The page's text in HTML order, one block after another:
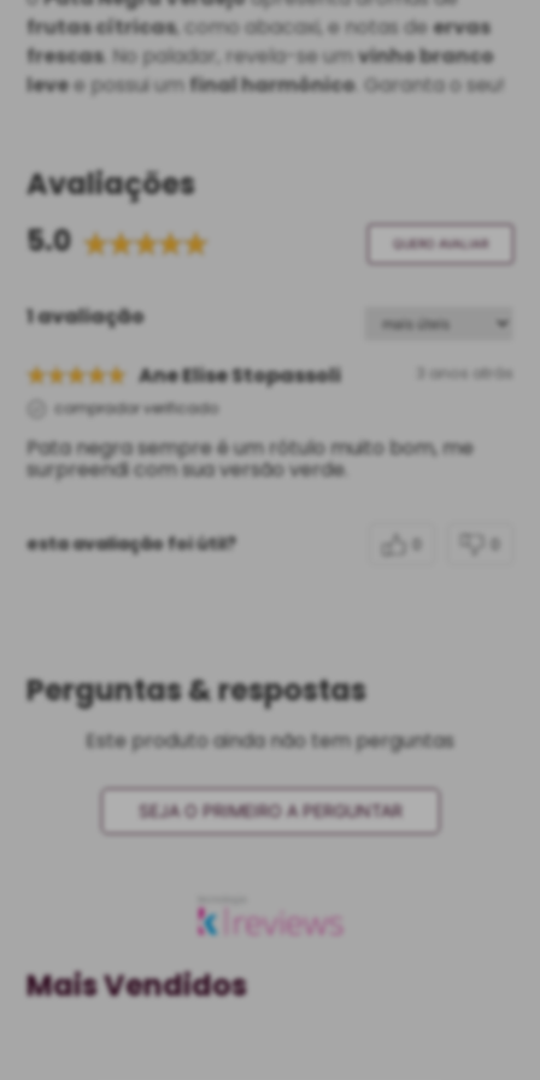
frutas cítricas, como abacaxi, e notas deervas
frescas. No paladar, revela-se umvinho branco
levee possui umfinal harmônico . Garanta o seu!
Avaliações
5.0
QUERO AVALIAR
1 avaliação
Ane Elise Stopassoli 3 anos atrás
comprador verificado
Pata negra sempre é um rótulo muito bom, me
surpreendi com sua versão verde.
esta avaliação foi útil?
Perguntas & respostas
Este produto ainda não tem perguntas
SEJA O PRIMEIRO A PERGUNTAR
Mais Vendidos